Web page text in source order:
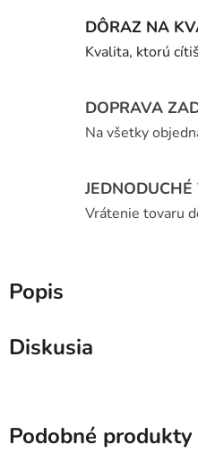
DÔRAZ NA
Kvalita, ktorú
DOPRAVA
Na všetky
Vrátenie tovaru
Popis
Diskusia
Podobné produkty